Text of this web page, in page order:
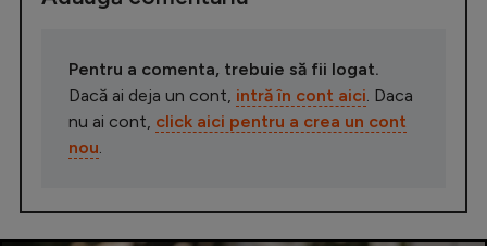
Pentru a comenta, trebuie să fii logat.
Dacă ai deja un cont, intră în cont aici. Daca
nu ai cont, click aici pentru a crea un cont
nou.